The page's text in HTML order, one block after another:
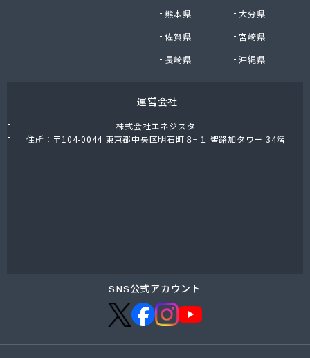
熊本県
大分県
佐賀県
宮崎県
長崎県
沖縄県
運営会社
株式会社エネジスタ
住所：〒104-0044 東京都中央区明石町８−１ 聖路加タワー 34階
SNS公式アカウント